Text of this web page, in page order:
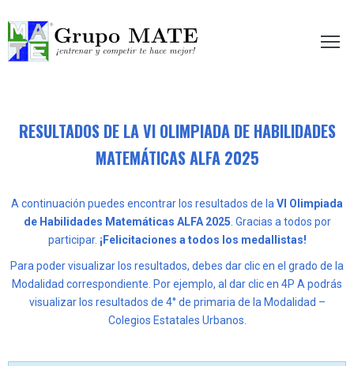
te hace mejor!
RESULTADOS DE LA VI OLIMPIADA DE HABILIDADES
MATEMÁTICAS ALFA 2025
A continuación puedes encontrar los resultados de laVI Olimpiada
de Habilidades Matemáticas ALFA 2025. Gracias a todos por
participar. ¡Felicitaciones a todos los medallistas!
Para poder visualizar los resultados, debes dar clic en el grado de la
Modalidad correspondiente. Por ejemplo, al dar clic en 4P A podrás
visualizar los resultados de 4° de primaria de la Modalidad –
Colegios Estatales Urbanos.